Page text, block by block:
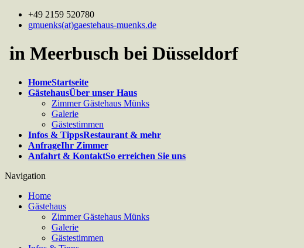
+49 2159 520780
gmuenks(at)gaestehaus-muenks.de
in Meerbusch bei Düsseldorf
HomeStartseite
GästehausÜber unser Haus
Zimmer Gästehaus Münks
Galerie
Gästestimmen
Infos & TippsRestaurant & mehr
AnfrageIhr Zimmer
Anfahrt & KontaktSo erreichen Sie uns
Navigation
Home
Gästehaus
Zimmer Gästehaus Münks
Galerie
Gästestimmen